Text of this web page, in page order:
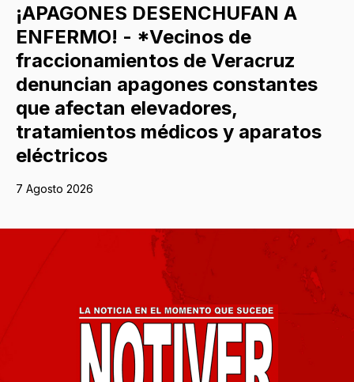
¡APAGONES DESENCHUFAN A
ENFERMO! - *Vecinos de
fraccionamientos de Veracruz
denuncian apagones constantes
que afectan elevadores,
tratamientos médicos y aparatos
eléctricos
7 Agosto 2026